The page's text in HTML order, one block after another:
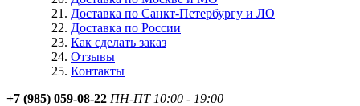
Доставка по Санкт-Петербургу и ЛО
Доставка по России
Как сделать заказ
Отзывы
Контакты
+7 (985) 059-08-22 ПН-ПТ 10:00 - 19:00